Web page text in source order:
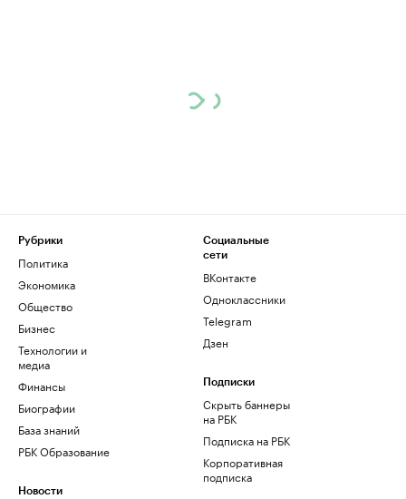
Рубрики
Политика
Экономика
Общество
Бизнес
Технологии и
медиа
Финансы
Биографии
База знаний
РБК Образование
Новости
Социальные
сети
ВКонтакте
Одноклассники
Telegram
Дзен
Подписки
Скрыть баннеры
на РБК
Подписка на РБК
Корпоративная
подписка